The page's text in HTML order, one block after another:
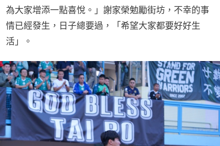
為大家增添一點喜悅。」謝家榮勉勵街坊，不幸的事
情已經發生，日子總要過，「希望大家都要好好生
活」。